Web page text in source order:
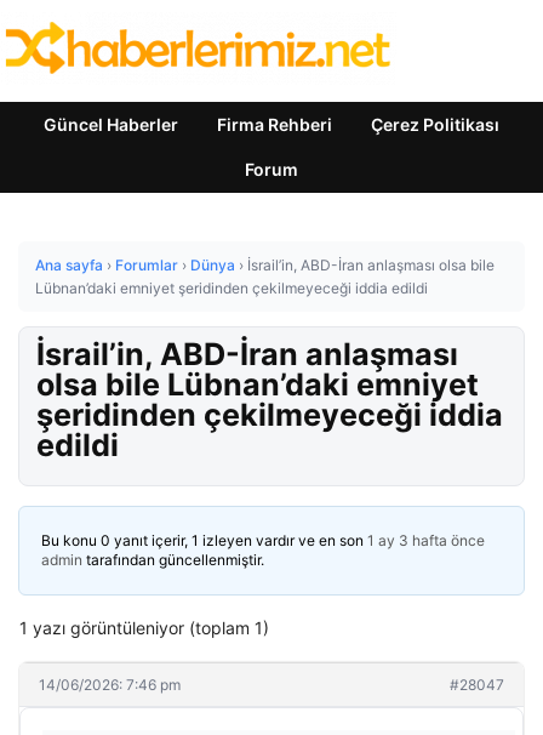
Güncel Haberler Firma Rehberi Çerez Politikası
Forum
Ana sayfa › Forumlar › Dünya › İsrail’in, ABD-İran anlaşması olsa bile
Lübnan’daki emniyet şeridinden çekilmeyeceği iddia edildi
İsrail’in, ABD-İran anlaşması
olsa bile Lübnan’daki emniyet
şeridinden çekilmeyeceği iddia
edildi
Bu konu 0 yanıt içerir, 1 izleyen vardır ve en son 1 ay 3 hafta önce
admin tarafından güncellenmiştir.
1 yazı görüntüleniyor (toplam 1)
14/06/2026: 7:46 pm #28047